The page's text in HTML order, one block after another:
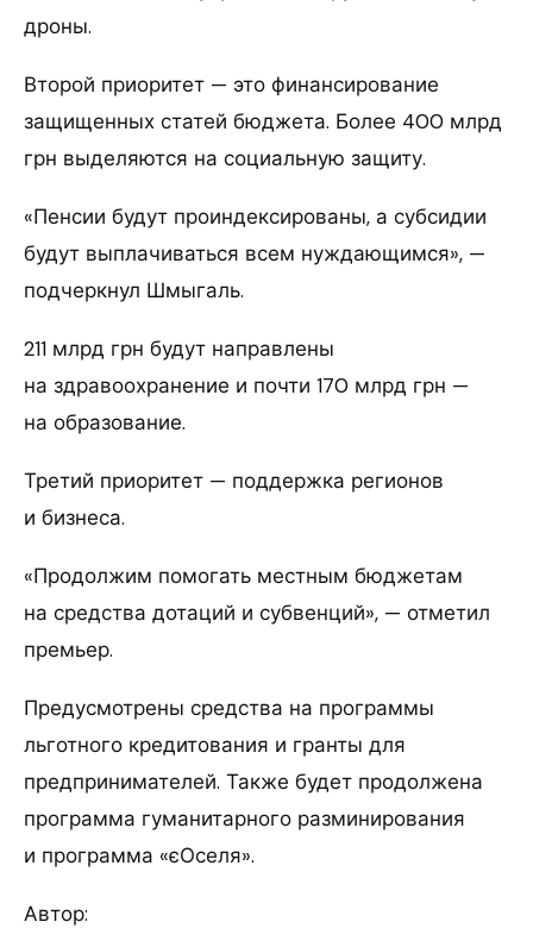
дроны.
Второй приоритет — это финансирование
защищенных статей бюджета. Более 400 млрд
грн выделяются на социальную защиту.
«Пенсии будут проиндексированы, а субсидии
будут выплачиваться всем нуждающимся», —
подчеркнул Шмыгаль.
211 млрд грн будут направлены
на здравоохранение и почти 170 млрд грн —
на образование.
Третий приоритет — поддержка регионов
и бизнеса.
«Продолжим помогать местным бюджетам
на средства дотаций и субвенций», — отметил
премьер.
Предусмотрены средства на программы
льготного кредитования и гранты для
предпринимателей. Также будет продолжена
программа гуманитарного разминирования
и программа «єОселя».
Автор: